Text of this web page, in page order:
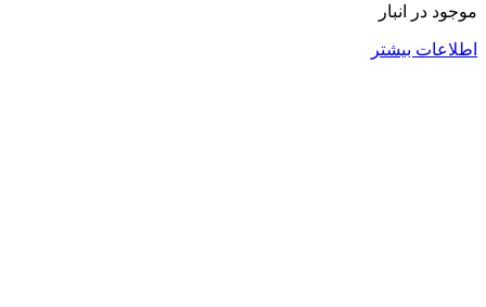
موجود در انبار
اطلاعات بیشتر